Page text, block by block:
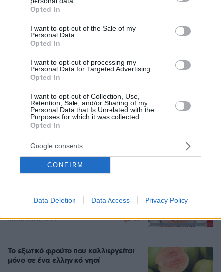
grant or deny consent to Google and its third-party tags to
use your data for below specified purposes in below Google
consent section.
Opted In
I want to opt-out of the Sale of my
Personal Data.
Opted In
I want to opt-out of processing my
Personal Data for Targeted Advertising.
Opted In
I want to opt-out of Collection, Use,
Retention, Sale, and/or Sharing of my
Personal Data that Is Unrelated with the
Purposes for which it was collected.
Opted In
Google consents
CONFIRM
Data Deletion Data Access Privacy Policy
τελευταίο μήνυμα της μητέρας στον
πρώην σύζυγό της πριν δολοφονήσει
τα τέσσερα παιδιά τους
06.08.2026, 04:44
Μυστήριο με το ραντεβού Πεζεσκιάν -
ένα σκοτεινό αυτοκίνητο, άκουγαν,
αλλά δεν έβλεπαν ο ένας τον άλλο
πριν μία ώρα
Loaded
Κολυμβητής με καρκίνο στον
εγκέφαλο ξέσπασε σε κλάματα προς
για τη ζωή όλων μας, ο πόνος είναι
αφόρητος
06.08.2026, 11:29 55
Το εξωτικό φρούτο που καλλιεργείται
μόνο σε ένα ελληνικό νησί